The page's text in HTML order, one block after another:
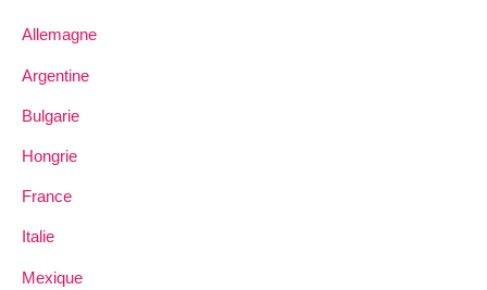
Allemagne
Argentine
Bulgarie
Hongrie
France
Italie
Mexique